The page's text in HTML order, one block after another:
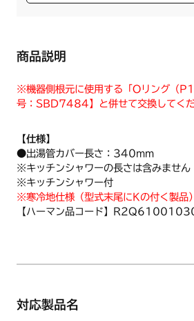
商品説明
※機器側根元に使用する「Oリング（
号：SBD7484】と併せて交換してくだ
【仕様】
●出湯管カバー長さ：340mm
※キッチンシャワーの長さは含みません
※キッチンシャワー付
※寒冷地仕様（型式末尾にKの付く製品
【ハーマン品コード】
対応製品名